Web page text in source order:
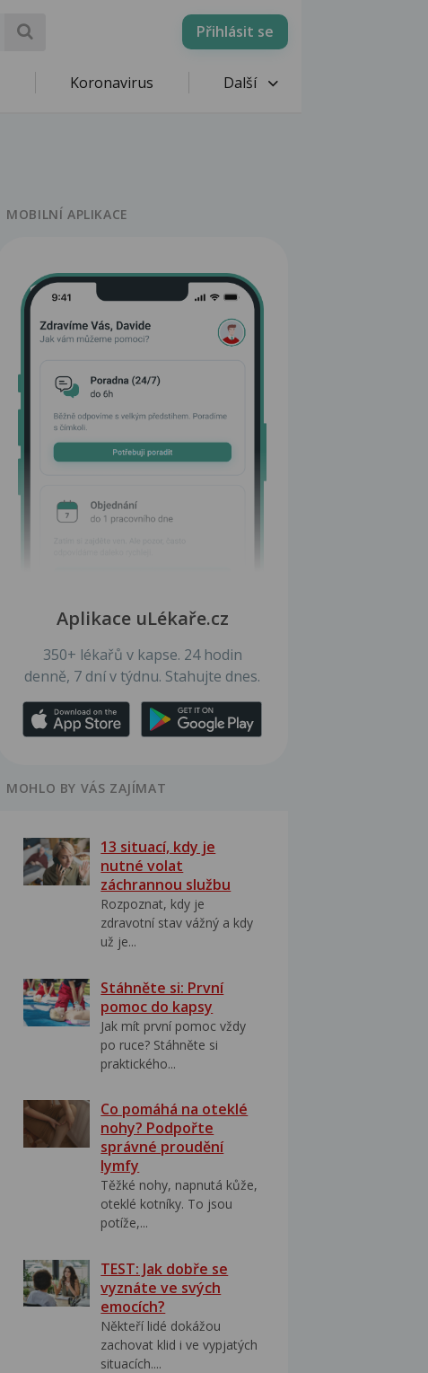
Přihlásit se
Koronavirus Další
MOBILNÍ APLIKACE
Aplikace uLékaře.cz
350+ lékařů v kapse. 24 hodin
denně, 7 dní v týdnu. Stahujte dnes.
MOHLO BY VÁS ZAJÍMAT
13 situací, kdy je
nutné volat
záchrannou službu
Rozpoznat, kdy je
zdravotní stav vážný a kdy
už je...
Stáhněte si: První
pomoc do kapsy
Jak mít první pomoc vždy
po ruce? Stáhněte si
praktického...
Co pomáhá na oteklé
nohy? Podpořte
správné proudění
lymfy
Těžké nohy, napnutá kůže,
oteklé kotníky. To jsou
potíže,...
TEST: Jak dobře se
vyznáte ve svých
emocích?
Někteří lidé dokážou
zachovat klid i ve vypjatých
situacích....